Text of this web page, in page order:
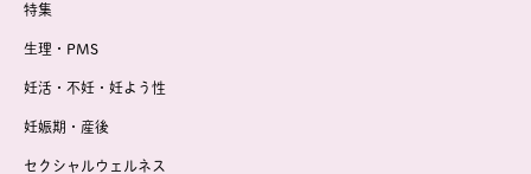
特集
生理・PMS
妊活・不妊・妊よう性
妊娠期・産後
セクシャルウェルネス